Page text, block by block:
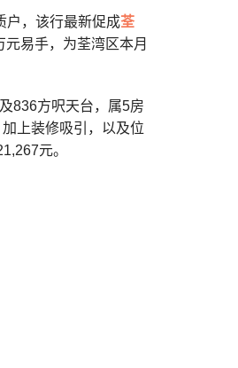
户，该行最新促成荃
易手，为荃湾区本月
836方呎天台，属5房
上装修吸引，以及位
元。